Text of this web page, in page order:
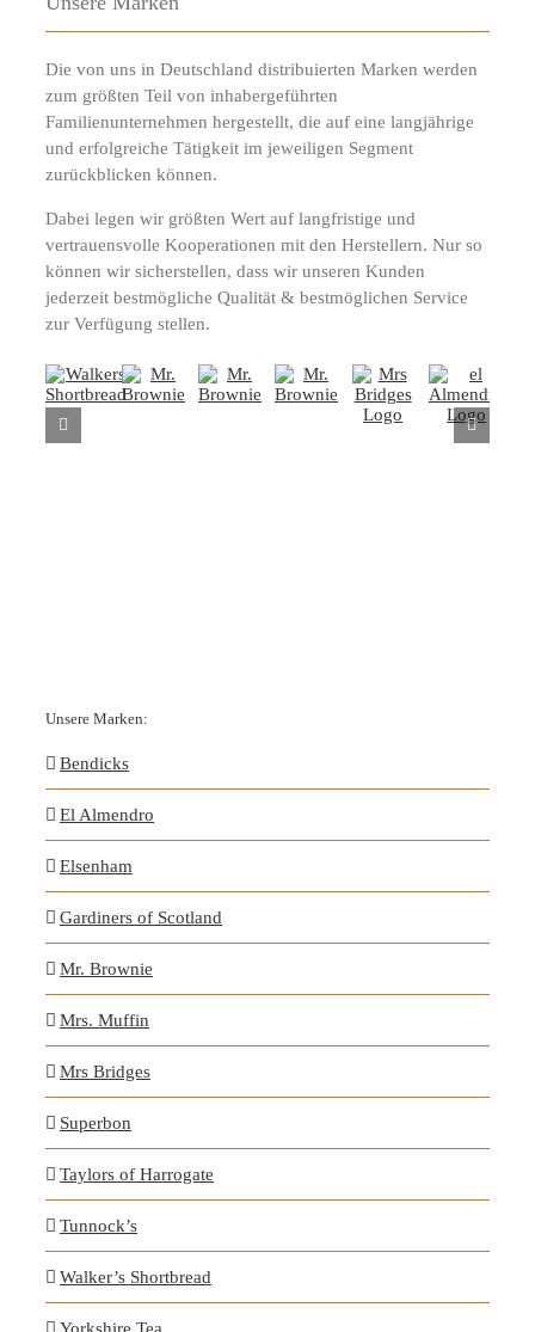
Die von uns in Deutschland distribuierten Marken werden
zum größten Teil von inhabergeführten
Familienunternehmen hergestellt, die auf eine langjährige
und erfolgreiche Tätigkeit im jeweiligen Segment
zurückblicken können.
Dabei legen wir größten Wert auf langfristige und
vertrauensvolle Kooperationen mit den Herstellern. Nur so
können wir sicherstellen, dass wir unseren Kunden
jederzeit bestmögliche Qualität & bestmöglichen Service
zur Verfügung stellen.
Unsere Marken:
Bendicks
El Almendro
Elsenham
Gardiners of Scotland
Mr. Brownie
Mrs. Muffin
Mrs Bridges
Superbon
Taylors of Harrogate
Tunnock’s
Walker’s Shortbread